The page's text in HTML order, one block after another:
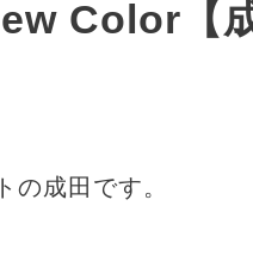
Color【
の成田です。